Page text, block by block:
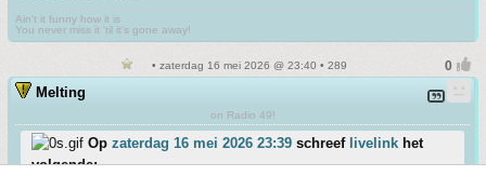
Ain't it funny how it is
You never miss it 'til it's gone away!
• zaterdag 16 mei 2026 @ 23:40 • 289
Melting
on Radio 49!
Op zaterdag 16 mei 2026 23:39 schreef livelink het
volgende: